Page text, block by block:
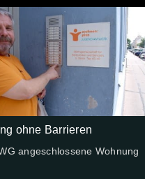
ohne Barrieren
angeschlossene Wohnung